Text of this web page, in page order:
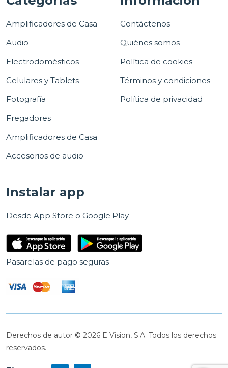
Amplificadores de Casa
Audio
Electrodomésticos
Celulares y Tablets
Fotografía
Fregadores
Amplificadores de Casa
Accesorios de audio
Contáctenos
Quiénes somos
Política de cookies
Términos y condiciones
Política de privacidad
Instalar app
Desde App Store o Google Play
Pasarelas de pago seguras
Derechos de autor © 2026 E Vision, S.A. Todos los derechos
reservados.